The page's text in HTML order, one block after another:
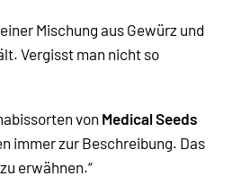
Mischung aus Gewürz und
Vergisst man nicht so
von Medical Seeds
immer zur Beschreibung. Das
erwähnen.“